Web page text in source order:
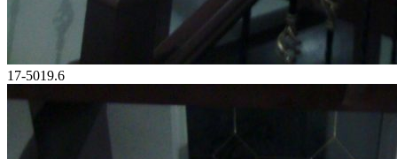
17-5019.6